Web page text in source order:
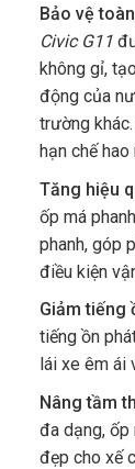
Bảo vệ
Civic G11
không gỉ,
động của
trường
hạn chế
Tăng hiệu
ốp má
phanh, góp
điều kiện
Giảm tiếng
tiếng ồn
lái xe êm ái
Nâng tầm
đa dạng, ốp
đẹp cho xế